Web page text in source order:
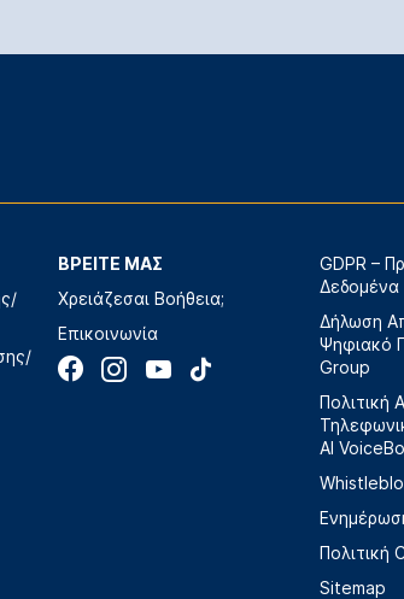
ΒΡΕΙΤΕ ΜΑΣ
Χρειάζεσαι Βοήθεια;
Επικοινωνία
GDPR –
Δεδομένα
Δήλωση
Ψηφιακό
Group
Πολιτική
AI
Πολιτική
Sitemap